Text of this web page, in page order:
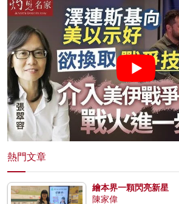
熱門文章
繪本界一顆閃亮新星
陳家偉